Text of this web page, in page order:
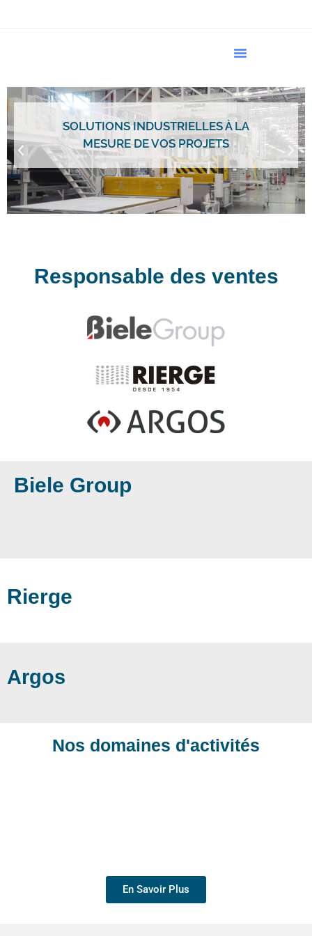
SOLUTIONS INDUSTRIELLES À LA
MESURE DE VOS PROJETS
Responsable des ventes
Biele Group
Rierge
Argos
Nos domaines d'activités
En Savoir Plus